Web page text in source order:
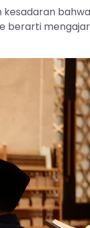
kesadaran
berarti